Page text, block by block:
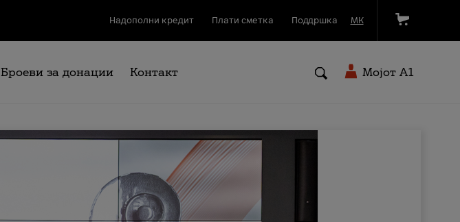
Надополни кредит Плати сметка Поддршка МК
Броеви за донации Контакт Мојот A1